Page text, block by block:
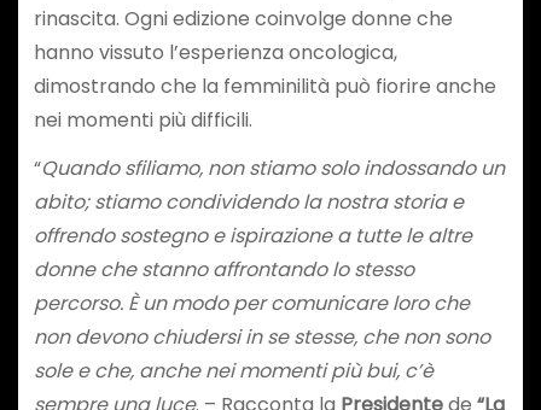
rinascita. Ogni edizione coinvolge donne che
hanno vissuto l’esperienza oncologica,
dimostrando che la femminilità può fiorire anche
nei momenti più difficili.
“Quando sfiliamo, non stiamo solo indossando un
abito; stiamo condividendo la nostra storia e
offrendo sostegno e ispirazione a tutte le altre
donne che stanno affrontando lo stesso
percorso. È un modo per comunicare loro che
non devono chiudersi in se stesse, che non sono
sole e che, anche nei momenti più bui, c’è